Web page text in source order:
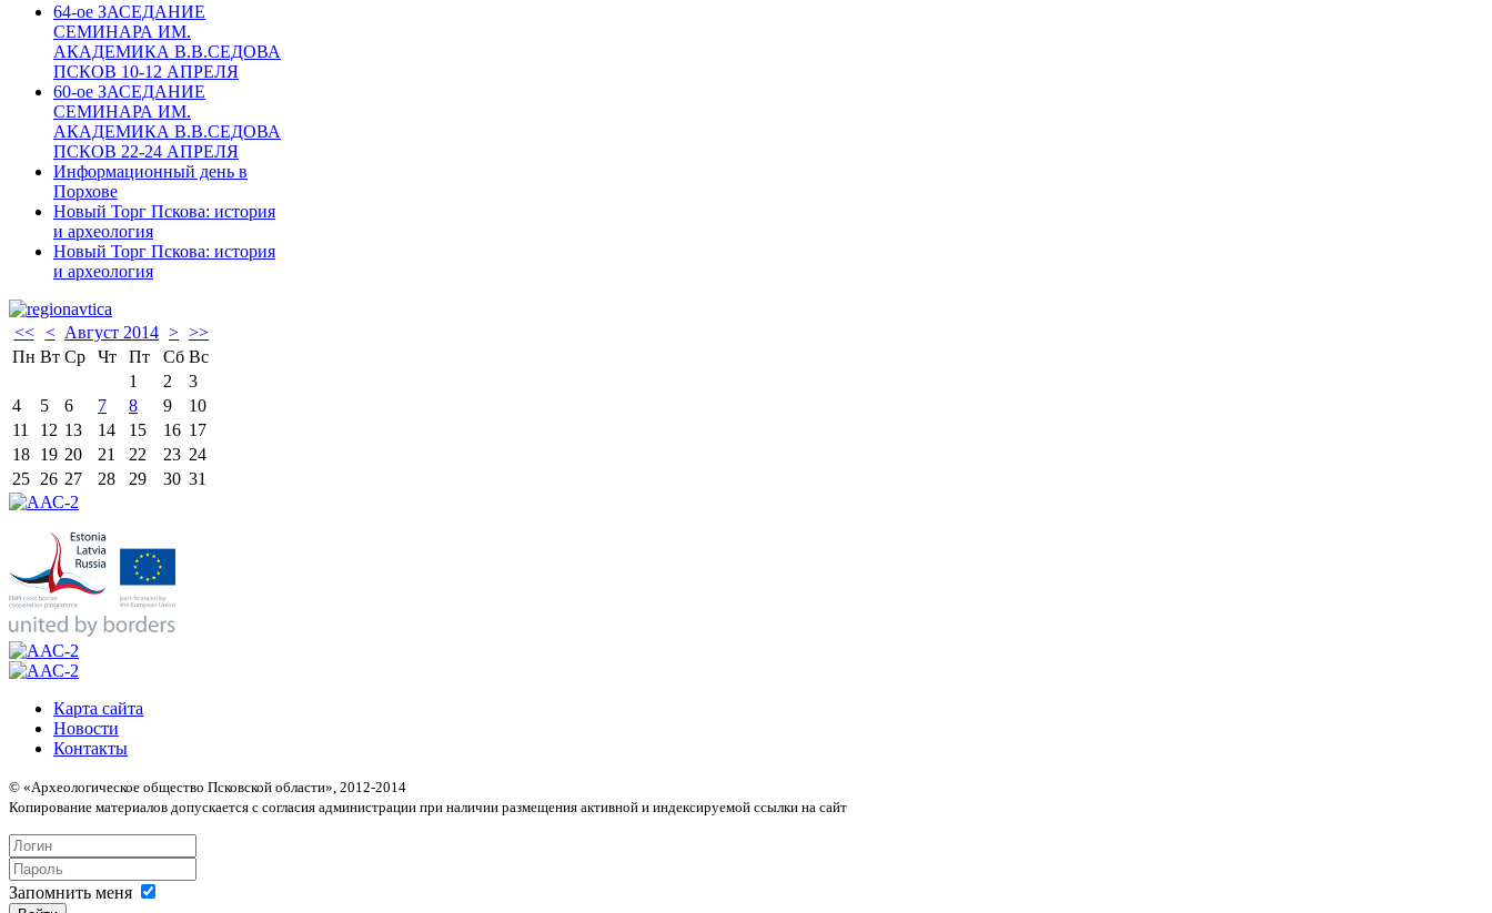
64-ое ЗАСЕДАНИЕ
СЕМИНАРА ИМ.
АКАДЕМИКА В.В.СЕДОВА
ПСКОВ 10-12 АПРЕЛЯ
60-ое ЗАСЕДАНИЕ
СЕМИНАРА ИМ.
АКАДЕМИКА В.В.СЕДОВА
ПСКОВ 22-24 АПРЕЛЯ
Информационный день в
Порхове
Новый Торг Пскова: история
и археология
Новый Торг Пскова: история
и археология
<< < Август 2014 > >>
Пн Вт Ср Чт Пт Сб Вс
1
2
3
4
5 6 7 8 9
10
11
12 13 14 15 16 17
18 19 20 21 22 23 24
25 26 27 28 29 30 31
Карта сайта
Новости
Контакты
© «Археологическое общество Псковской области», 2012-2014
Копирование материалов допускается с согласия администрации при наличии размещения активной и индексируемой ссылки на сайт
Запомнить меня